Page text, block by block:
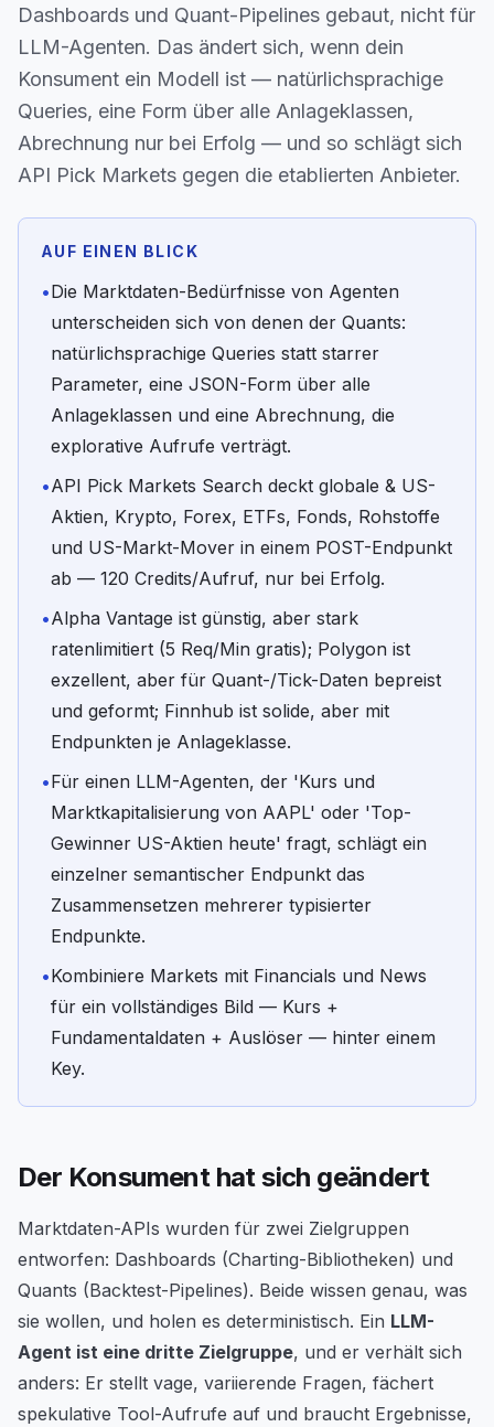
Dashboards und Quant-Pipelines gebaut, nicht für
LLM-Agenten. Das ändert sich, wenn dein
Konsument ein Modell ist — natürlichsprachige
Queries, eine Form über alle Anlageklassen,
Abrechnung nur bei Erfolg — und so schlägt sich
API Pick Markets gegen die etablierten Anbieter.
AUF EINEN BLICK
•Die Marktdaten-Bedürfnisse von Agenten
unterscheiden sich von denen der Quants:
natürlichsprachige Queries statt starrer
Parameter, eine JSON-Form über alle
Anlageklassen und eine Abrechnung, die
explorative Aufrufe verträgt.
•API Pick Markets Search deckt globale & US-
Aktien, Krypto, Forex, ETFs, Fonds, Rohstoffe
und US-Markt-Mover in einem POST-Endpunkt
ab — 120 Credits/Aufruf, nur bei Erfolg.
•Alpha Vantage ist günstig, aber stark
ratenlimitiert (5 Req/Min gratis); Polygon ist
exzellent, aber für Quant-/Tick-Daten bepreist
und geformt; Finnhub ist solide, aber mit
Endpunkten je Anlageklasse.
•Für einen LLM-Agenten, der 'Kurs und
Marktkapitalisierung von AAPL' oder 'Top-
Gewinner US-Aktien heute' fragt, schlägt ein
einzelner semantischer Endpunkt das
Zusammensetzen mehrerer typisierter
Endpunkte.
•Kombiniere Markets mit Financials und News
für ein vollständiges Bild — Kurs +
Fundamentaldaten + Auslöser — hinter einem
Key.
Der Konsument hat sich geändert
Marktdaten-APIs wurden für zwei Zielgruppen
entworfen: Dashboards (Charting-Bibliotheken) und
Quants (Backtest-Pipelines). Beide wissen genau, was
sie wollen, und holen es deterministisch. Ein LLM-
Agent ist eine dritte Zielgruppe, und er verhält sich
anders: Er stellt vage, variierende Fragen, fächert
spekulative Tool-Aufrufe auf und braucht Ergebnisse,